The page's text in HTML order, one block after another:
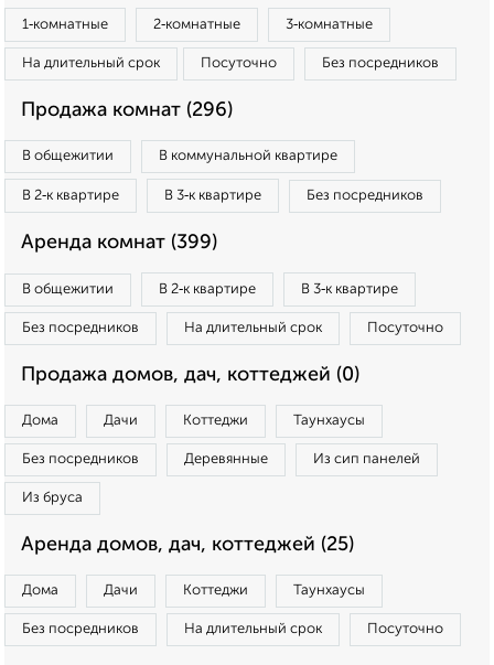
1‑комнатные 2‑комнатные 3‑комнатные
На длительный срок Посуточно Без посредников
Продажа комнат (296)
В общежитии В коммунальной квартире
В 2‑к квартире В 3‑к квартире Без посредников
Аренда комнат (399)
В общежитии В 2‑к квартире В 3‑к квартире
Без посредников На длительный срок Посуточно
Продажа домов, дач, коттеджей (0)
Дома Дачи Коттеджи Таунхаусы
Без посредников Деревянные Из сип панелей
Из бруса
Аренда домов, дач, коттеджей (25)
Дома Дачи Коттеджи Таунхаусы
Без посредников На длительный срок Посуточно